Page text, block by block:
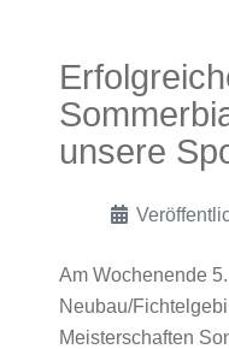
unsere
Am Wochenende
Neubau/
Meisterschaften